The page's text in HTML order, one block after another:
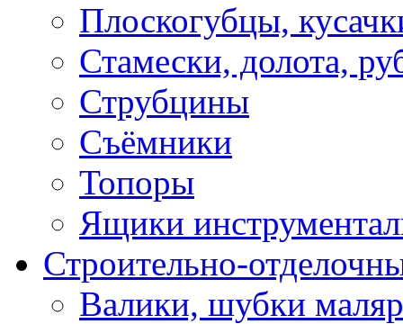
Плоскогубцы,
Стамески, долота,
Струбцины
Съёмники
Топоры
Ящики
Строительно-
Валики, шубки